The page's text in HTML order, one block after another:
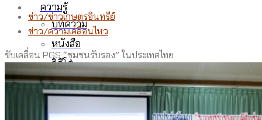
ความรู้
บทความ
หนังสือ
วิดีโอ
สินค้า
เครือข่ายกรีนเนท
เกี่ยวกับเรา
ข่าว/ข่าวเกษตรอินทรีย์
ข่าว/ความเคลื่อนไหว
ขับเคลื่อน PGS “ชุมชนรับรอง” ในประเทศไทย